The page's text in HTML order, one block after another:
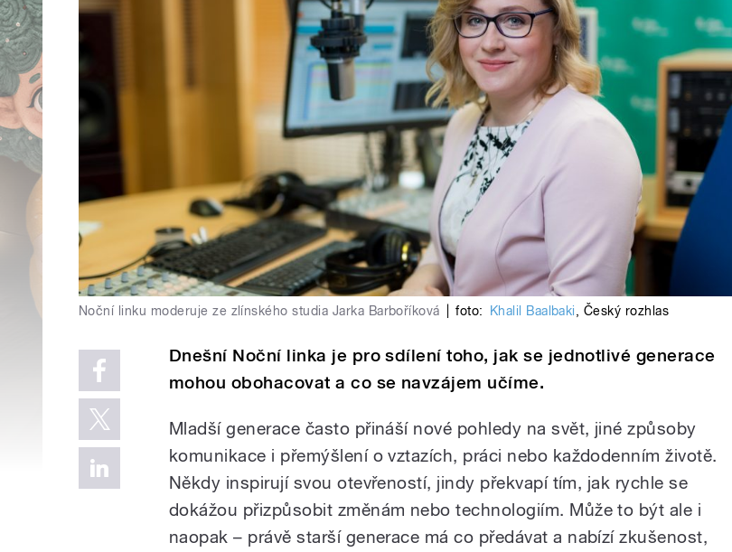
Noční linku moderuje ze zlínského studia Jarka Barboříková foto: Khalil Baalbaki, Český rozhlas
Dnešní Noční linka je pro sdílení toho, jak se jednotlivé generace
mohou obohacovat a co se navzájem učíme.
Mladší generace často přináší nové pohledy na svět, jiné způsoby
komunikace i přemýšlení o vztazích, práci nebo každodenním životě.
Někdy inspirují svou otevřeností, jindy překvapí tím, jak rychle se
dokážou přizpůsobit změnám nebo technologiím. Může to být ale i
naopak – právě starší generace má co předávat a nabízí zkušenost,